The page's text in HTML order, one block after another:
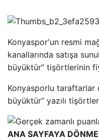
Konyaspor'un resmi
kanallarında satışa
büyüktür” tişörtlerinin
Konyasporlu taraftarlar
büyüktür” yazılı
ANA SAYFAYA